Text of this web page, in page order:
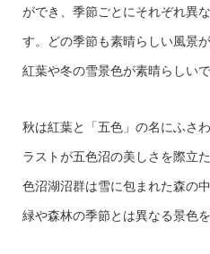
ができ、季節ごとにそれぞれ異
す。どの季節も素晴らしい風景
紅葉や冬の雪景色が素晴らしいで
秋は紅葉と「五色」の名にふさ
ラストが五色沼の美しさを際立
色沼湖沼群は雪に包まれた森の
緑や森林の季節とは異なる景色